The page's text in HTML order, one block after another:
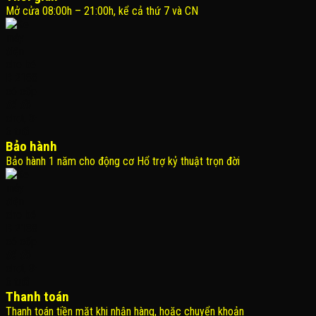
Mở cửa 08:00h – 21:00h, kể cả thứ 7 và CN
Bảo hành
Bảo hành 1 năm cho động cơ Hổ trợ kỷ thuật trọn đời
Thanh toán
Thanh toán tiền mặt khi nhận hàng, hoặc chuyển khoản